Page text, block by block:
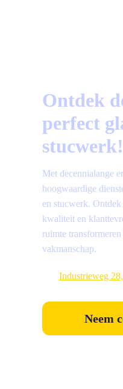
Ontdek
perfect
stucwerk!
Met decennialange
hoogwaardige
en stucwerk.
kwaliteit en
ruimte
vakmanschap.
Industrieweg
Neem